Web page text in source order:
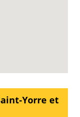
Yorre et